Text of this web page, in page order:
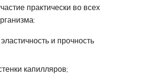
практически во всех
и прочность
капилляров;